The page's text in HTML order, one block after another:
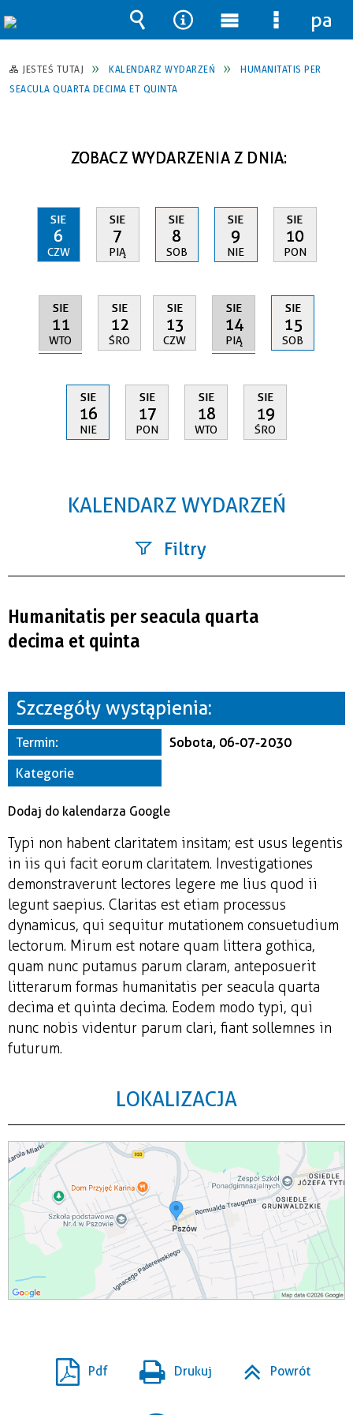
JESTEŚ TUTAJ KALENDARZ WYDARZEŃ
HUMANITATIS PER
SEACULA QUARTA DECIMA ET QUINTA
ZOBACZ WYDARZENIA Z DNIA:
SIE
6
CZW
SIE
7
PIĄ
SIE
8
SOB
SIE
9
NIE
SIE
10
PON
SIE
11
WTO
SIE
12
ŚRO
SIE
13
CZW
SIE
14
PIĄ
SIE
15
SOB
SIE
16
NIE
SIE
17
PON
SIE
18
WTO
SIE
19
ŚRO
KALENDARZ WYDARZEŃ
Filtry
—
Miejsce
Organizator
Humanitatis per seacula quarta
decima et quinta
Szczegóły wystąpienia:
Termin:
Sobota, 06-07-2030
Kategorie
Dodaj do kalendarza Google
Typi non habent claritatem insitam; est usus legentis
in iis qui facit eorum claritatem. Investigationes
demonstraverunt lectores legere me lius quod ii
legunt saepius. Claritas est etiam processus
dynamicus, qui sequitur mutationem consuetudium
lectorum. Mirum est notare quam littera gothica,
quam nunc putamus parum claram, anteposuerit
litterarum formas humanitatis per seacula quarta
decima et quinta decima. Eodem modo typi, qui
nunc nobis videntur parum clari, fiant sollemnes in
futurum.
LOKALIZACJA
Pdf Drukuj Powrót
Wyszukiwarka
Narzędzia
Menu
główne
Menu